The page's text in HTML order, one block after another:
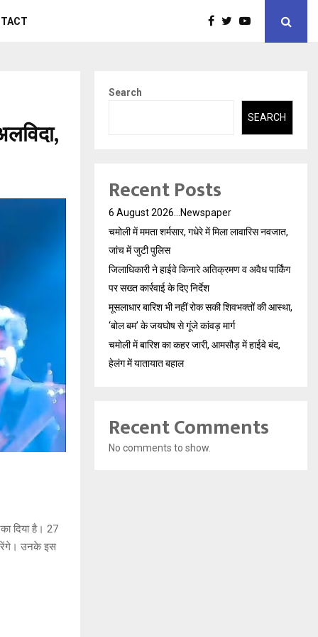
दिया है। 27
करेंगे। उनके इस
Search
SEARCH
Recent Posts
6 August 2026…Newspaper
चमोली में ममता शर्मसार, गधेरे में मिला लावारिस नवजात,
जांच में जुटी पुलिस
जिलाधिकारी ने हाईवे किनारे अतिक्रमण व अवैध पार्किंग
पर सख्त कार्रवाई के दिए निर्देश
मूसलाधार बारिश भी नहीं रोक सकी शिवभक्तों की आस्था,
‘बोल बम’ के जयघोष से गूंजे कांवड़ मार्ग
चमोली में बारिश का कहर जारी, आमसौड़ में हाईवे बंद,
हेलंग में यातायात बहाल
Recent Comments
No comments to show.